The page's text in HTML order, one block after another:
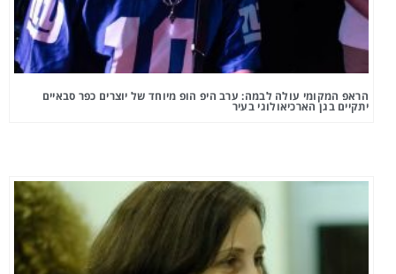
הראפ המקומי עולה לבמה: ערב היפ הופ מיוחד של יוצרים כפר סבאיים
יתקיים בגן הארכיאולוגי בעיר